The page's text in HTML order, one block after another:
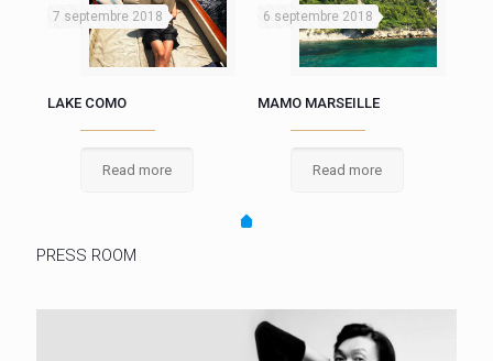
7 septembre 2018
LAKE COMO
Read more
6 septembre 2018
MAMO MARSEILLE
Read more
PRESS ROOM